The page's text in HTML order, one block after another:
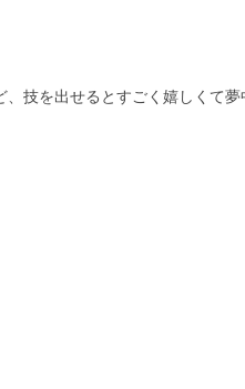
技を出せるとすごく嬉しくて夢